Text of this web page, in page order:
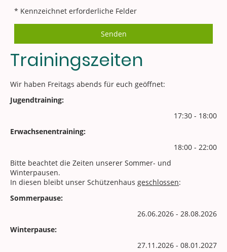
* Kennzeichnet erforderliche Felder
Senden
Trainingszeiten
Wir haben Freitags abends für euch geöffnet:
Jugendtraining:
17:30 - 18:00
Erwachsenentraining:
18:00 - 22:00
Bitte beachtet die Zeiten unserer Sommer- und
Winterpausen.
In diesen bleibt unser Schützenhaus geschlossen:
Sommerpause:
26.06.2026 - 28.08.2026
Winterpause:
27.11.2026 - 08.01.2027